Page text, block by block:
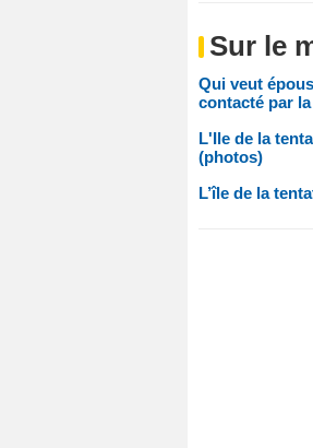
Sur le
Qui veut
contacté par
L'Ile de la
(photos)
L’île de la